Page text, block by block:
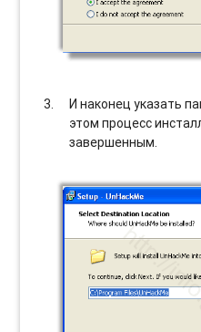
И наконец указать
этом процесс
завершенным.